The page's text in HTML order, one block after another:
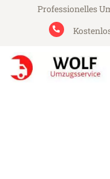
Professionelles